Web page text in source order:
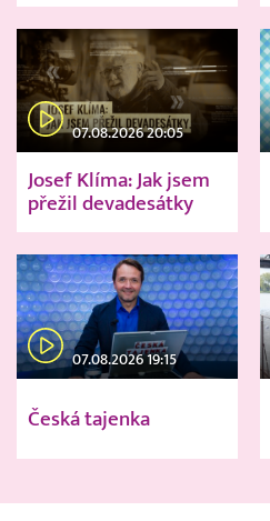
07.08.2026 20:05
Josef Klíma: Jak jsem
přežil devadesátky
07.08.2026 19:15
Česká tajenka